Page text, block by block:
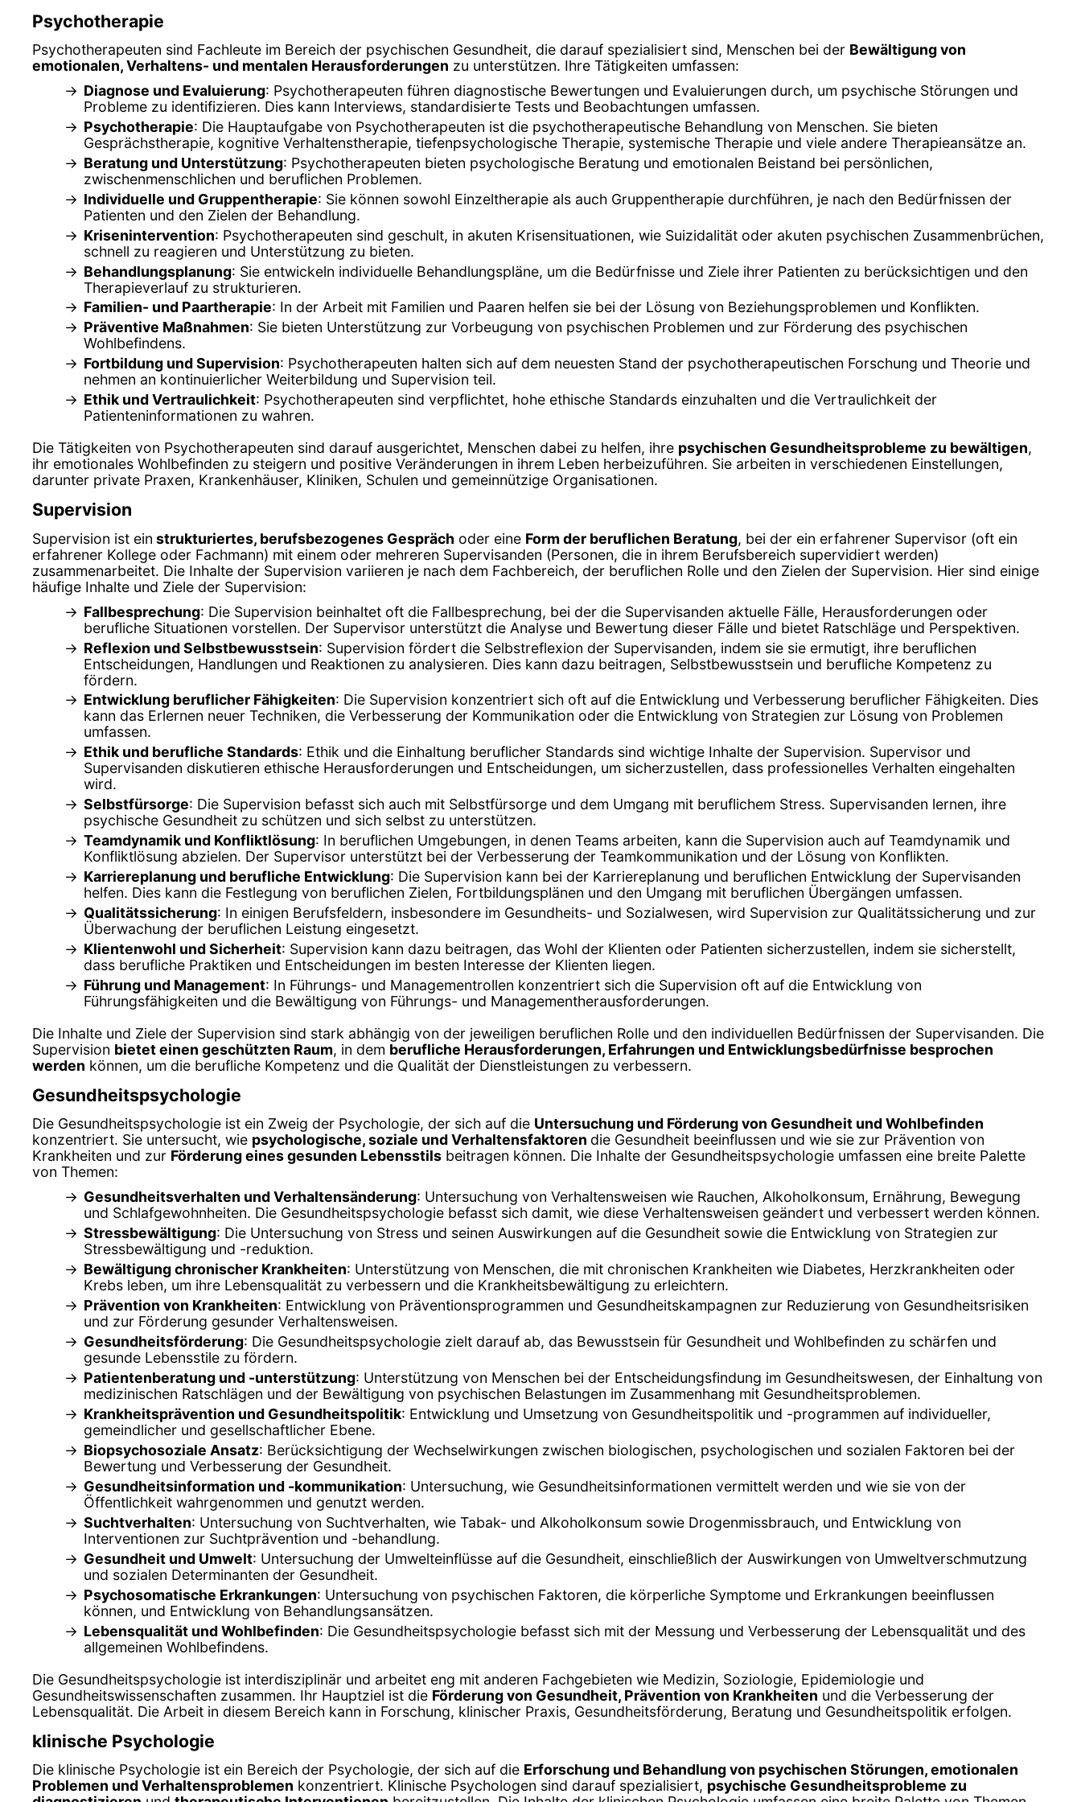
Psychotherapie
Psychotherapeuten sind Fachleute im Bereich der psychischen Gesundheit, die darauf spezialisiert sind, Menschen bei der Bewältigung von
emotionalen, Verhaltens- und mentalen Herausforderungen zu unterstützen. Ihre Tätigkeiten umfassen:
Diagnose und Evaluierung: Psychotherapeuten führen diagnostische Bewertungen und Evaluierungen durch, um psychische Störungen und
Probleme zu identifizieren. Dies kann Interviews, standardisierte Tests und Beobachtungen umfassen.
Psychotherapie: Die Hauptaufgabe von Psychotherapeuten ist die psychotherapeutische Behandlung von Menschen. Sie bieten
Gesprächstherapie, kognitive Verhaltenstherapie, tiefenpsychologische Therapie, systemische Therapie und viele andere Therapieansätze an.
Beratung und Unterstützung: Psychotherapeuten bieten psychologische Beratung und emotionalen Beistand bei persönlichen,
zwischenmenschlichen und beruflichen Problemen.
Individuelle und Gruppentherapie: Sie können sowohl Einzeltherapie als auch Gruppentherapie durchführen, je nach den Bedürfnissen der
Patienten und den Zielen der Behandlung.
Krisenintervention: Psychotherapeuten sind geschult, in akuten Krisensituationen, wie Suizidalität oder akuten psychischen Zusammenbrüchen,
schnell zu reagieren und Unterstützung zu bieten.
Behandlungsplanung: Sie entwickeln individuelle Behandlungspläne, um die Bedürfnisse und Ziele ihrer Patienten zu berücksichtigen und den
Therapieverlauf zu strukturieren.
Familien- und Paartherapie: In der Arbeit mit Familien und Paaren helfen sie bei der Lösung von Beziehungsproblemen und Konflikten.
Präventive Maßnahmen: Sie bieten Unterstützung zur Vorbeugung von psychischen Problemen und zur Förderung des psychischen
Wohlbefindens.
Fortbildung und Supervision: Psychotherapeuten halten sich auf dem neuesten Stand der psychotherapeutischen Forschung und Theorie und
nehmen an kontinuierlicher Weiterbildung und Supervision teil.
Ethik und Vertraulichkeit: Psychotherapeuten sind verpflichtet, hohe ethische Standards einzuhalten und die Vertraulichkeit der
Patienteninformationen zu wahren.
Die Tätigkeiten von Psychotherapeuten sind darauf ausgerichtet, Menschen dabei zu helfen, ihre psychischen Gesundheitsprobleme zu bewältigen,
ihr emotionales Wohlbefinden zu steigern und positive Veränderungen in ihrem Leben herbeizuführen. Sie arbeiten in verschiedenen Einstellungen,
darunter private Praxen, Krankenhäuser, Kliniken, Schulen und gemeinnützige Organisationen.
Supervision
Supervision ist ein strukturiertes, berufsbezogenes Gespräch oder eine Form der beruflichen Beratung, bei der ein erfahrener Supervisor (oft ein
erfahrener Kollege oder Fachmann) mit einem oder mehreren Supervisanden (Personen, die in ihrem Berufsbereich supervidiert werden)
zusammenarbeitet. Die Inhalte der Supervision variieren je nach dem Fachbereich, der beruflichen Rolle und den Zielen der Supervision. Hier sind einige
häufige Inhalte und Ziele der Supervision:
Fallbesprechung: Die Supervision beinhaltet oft die Fallbesprechung, bei der die Supervisanden aktuelle Fälle, Herausforderungen oder
berufliche Situationen vorstellen. Der Supervisor unterstützt die Analyse und Bewertung dieser Fälle und bietet Ratschläge und Perspektiven.
Reflexion und Selbstbewusstsein: Supervision fördert die Selbstreflexion der Supervisanden, indem sie sie ermutigt, ihre beruflichen
Entscheidungen, Handlungen und Reaktionen zu analysieren. Dies kann dazu beitragen, Selbstbewusstsein und berufliche Kompetenz zu
fördern.
Entwicklung beruflicher Fähigkeiten: Die Supervision konzentriert sich oft auf die Entwicklung und Verbesserung beruflicher Fähigkeiten. Dies
kann das Erlernen neuer Techniken, die Verbesserung der Kommunikation oder die Entwicklung von Strategien zur Lösung von Problemen
umfassen.
Ethik und berufliche Standards: Ethik und die Einhaltung beruflicher Standards sind wichtige Inhalte der Supervision. Supervisor und
Supervisanden diskutieren ethische Herausforderungen und Entscheidungen, um sicherzustellen, dass professionelles Verhalten eingehalten
wird.
Selbstfürsorge: Die Supervision befasst sich auch mit Selbstfürsorge und dem Umgang mit beruflichem Stress. Supervisanden lernen, ihre
psychische Gesundheit zu schützen und sich selbst zu unterstützen.
Teamdynamik und Konfliktlösung: In beruflichen Umgebungen, in denen Teams arbeiten, kann die Supervision auch auf Teamdynamik und
Konfliktlösung abzielen. Der Supervisor unterstützt bei der Verbesserung der Teamkommunikation und der Lösung von Konflikten.
Karriereplanung und berufliche Entwicklung: Die Supervision kann bei der Karriereplanung und beruflichen Entwicklung der Supervisanden
helfen. Dies kann die Festlegung von beruflichen Zielen, Fortbildungsplänen und den Umgang mit beruflichen Übergängen umfassen.
Qualitätssicherung: In einigen Berufsfeldern, insbesondere im Gesundheits- und Sozialwesen, wird Supervision zur Qualitätssicherung und zur
Überwachung der beruflichen Leistung eingesetzt.
Klientenwohl und Sicherheit: Supervision kann dazu beitragen, das Wohl der Klienten oder Patienten sicherzustellen, indem sie sicherstellt,
dass berufliche Praktiken und Entscheidungen im besten Interesse der Klienten liegen.
Führung und Management: In Führungs- und Managementrollen konzentriert sich die Supervision oft auf die Entwicklung von
Führungsfähigkeiten und die Bewältigung von Führungs- und Managementherausforderungen.
Die Inhalte und Ziele der Supervision sind stark abhängig von der jeweiligen beruflichen Rolle und den individuellen Bedürfnissen der Supervisanden. Die
Supervision bietet einen geschützten Raum, in dem berufliche Herausforderungen, Erfahrungen und Entwicklungsbedürfnisse besprochen
werden können, um die berufliche Kompetenz und die Qualität der Dienstleistungen zu verbessern.
Gesundheitspsychologie
Die Gesundheitspsychologie ist ein Zweig der Psychologie, der sich auf die Untersuchung und Förderung von Gesundheit und Wohlbefinden
konzentriert. Sie untersucht, wie psychologische, soziale und Verhaltensfaktoren die Gesundheit beeinflussen und wie sie zur Prävention von
Krankheiten und zur Förderung eines gesunden Lebensstils beitragen können. Die Inhalte der Gesundheitspsychologie umfassen eine breite Palette
von Themen:
Gesundheitsverhalten und Verhaltensänderung: Untersuchung von Verhaltensweisen wie Rauchen, Alkoholkonsum, Ernährung, Bewegung
und Schlafgewohnheiten. Die Gesundheitspsychologie befasst sich damit, wie diese Verhaltensweisen geändert und verbessert werden können.
Stressbewältigung: Die Untersuchung von Stress und seinen Auswirkungen auf die Gesundheit sowie die Entwicklung von Strategien zur
Stressbewältigung und -reduktion.
Bewältigung chronischer Krankheiten: Unterstützung von Menschen, die mit chronischen Krankheiten wie Diabetes, Herzkrankheiten oder
Krebs leben, um ihre Lebensqualität zu verbessern und die Krankheitsbewältigung zu erleichtern.
Prävention von Krankheiten: Entwicklung von Präventionsprogrammen und Gesundheitskampagnen zur Reduzierung von Gesundheitsrisiken
und zur Förderung gesunder Verhaltensweisen.
Gesundheitsförderung: Die Gesundheitspsychologie zielt darauf ab, das Bewusstsein für Gesundheit und Wohlbefinden zu schärfen und
gesunde Lebensstile zu fördern.
Patientenberatung und -unterstützung: Unterstützung von Menschen bei der Entscheidungsfindung im Gesundheitswesen, der Einhaltung von
medizinischen Ratschlägen und der Bewältigung von psychischen Belastungen im Zusammenhang mit Gesundheitsproblemen.
Krankheitsprävention und Gesundheitspolitik: Entwicklung und Umsetzung von Gesundheitspolitik und -programmen auf individueller,
gemeindlicher und gesellschaftlicher Ebene.
Biopsychosoziale Ansatz: Berücksichtigung der Wechselwirkungen zwischen biologischen, psychologischen und sozialen Faktoren bei der
Bewertung und Verbesserung der Gesundheit.
Gesundheitsinformation und -kommunikation: Untersuchung, wie Gesundheitsinformationen vermittelt werden und wie sie von der
Öffentlichkeit wahrgenommen und genutzt werden.
Suchtverhalten: Untersuchung von Suchtverhalten, wie Tabak- und Alkoholkonsum sowie Drogenmissbrauch, und Entwicklung von
Interventionen zur Suchtprävention und -behandlung.
Gesundheit und Umwelt: Untersuchung der Umwelteinflüsse auf die Gesundheit, einschließlich der Auswirkungen von Umweltverschmutzung
und sozialen Determinanten der Gesundheit.
Psychosomatische Erkrankungen: Untersuchung von psychischen Faktoren, die körperliche Symptome und Erkrankungen beeinflussen
können, und Entwicklung von Behandlungsansätzen.
Lebensqualität und Wohlbefinden: Die Gesundheitspsychologie befasst sich mit der Messung und Verbesserung der Lebensqualität und des
allgemeinen Wohlbefindens.
Die Gesundheitspsychologie ist interdisziplinär und arbeitet eng mit anderen Fachgebieten wie Medizin, Soziologie, Epidemiologie und
Gesundheitswissenschaften zusammen. Ihr Hauptziel ist die Förderung von Gesundheit, Prävention von Krankheiten und die Verbesserung der
Lebensqualität. Die Arbeit in diesem Bereich kann in Forschung, klinischer Praxis, Gesundheitsförderung, Beratung und Gesundheitspolitik erfolgen.
klinische Psychologie
Die klinische Psychologie ist ein Bereich der Psychologie, der sich auf die Erforschung und Behandlung von psychischen Störungen, emotionalen
Problemen und Verhaltensproblemen konzentriert. Klinische Psychologen sind darauf spezialisiert, psychische Gesundheitsprobleme zu